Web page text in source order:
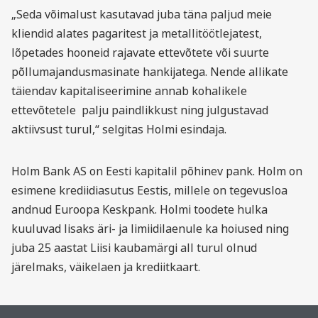
„Seda võimalust kasutavad juba täna paljud meie
kliendid alates pagaritest ja metallitöötlejatest,
lõpetades hooneid rajavate ettevõtete või suurte
põllumajandusmasinate hankijatega. Nende allikate
täiendav kapitaliseerimine annab kohalikele
ettevõtetele palju paindlikkust ning julgustavad
aktiivsust turul,“ selgitas Holmi esindaja.
Holm Bank AS on Eesti kapitalil põhinev pank. Holm on
esimene krediidiasutus Eestis, millele on tegevusloa
andnud Euroopa Keskpank. Holmi toodete hulka
kuuluvad lisaks äri- ja limiidilaenule ka hoiused ning
juba 25 aastat Liisi kaubamärgi all turul olnud
järelmaks, väikelaen ja krediitkaart.